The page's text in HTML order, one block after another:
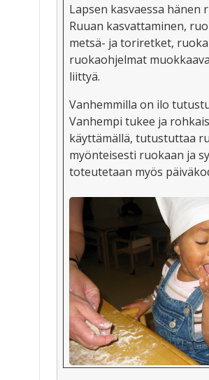
Lapsen kasvaessa
Ruuan kasvattaminen,
metsä- ja toriretket,
ruokaohjelmat
liittyä.
Vanhemmilla on ilo
Vanhempi tukee ja
käyttämällä, tutustuttaa
myönteisesti ruokaan ja
toteutetaan myös